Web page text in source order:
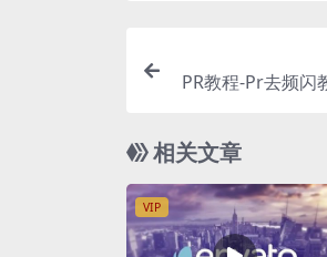
PR教程-Pr去频闪
相关文章
VIP